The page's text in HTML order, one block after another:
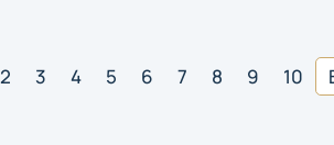
2 3 4 5 6 7 8 9 10